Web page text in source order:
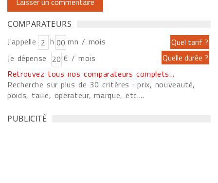
COMPARATEURS
J'appelle h
mn / mois
Je dépense
€ / mois
Retrouvez tous nos comparateurs complets...
Recherche sur plus de 30 critères : prix, nouveauté,
poids, taille, opérateur, marque, etc....
PUBLICITÉ